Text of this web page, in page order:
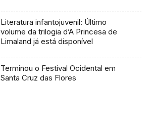
Literatura infantojuvenil: Último
volume da trilogia d’A Princesa de
Limaland já está disponível
Terminou o Festival Ocidental em
Santa Cruz das Flores